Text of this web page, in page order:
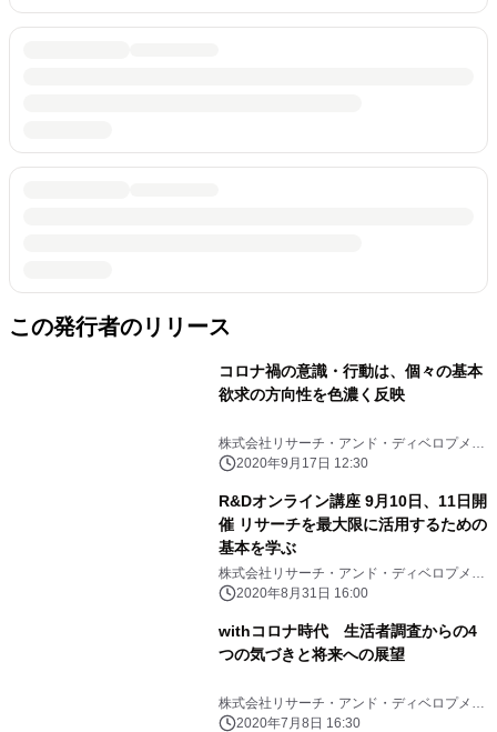
この発行者のリリース
コロナ禍の意識・行動は、個々の基本
欲求の方向性を色濃く反映
株式会社リサーチ・アンド・ディベロプメン
ト 2020年9月17日 12:30
R&Dオンライン講座 9月10日、11日開
催 リサーチを最大限に活用するための
基本を学ぶ
株式会社リサーチ・アンド・ディベロプメン
ト 2020年8月31日 16:00
withコロナ時代 生活者調査からの4
つの気づきと将来への展望
株式会社リサーチ・アンド・ディベロプメン
ト 2020年7月8日 16:30